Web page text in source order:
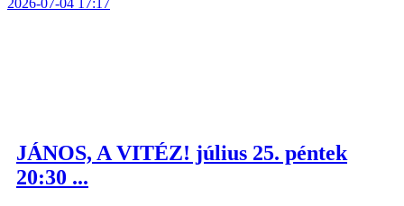
JÁNOS, A VITÉZ! július 25. péntek
20:30 ...